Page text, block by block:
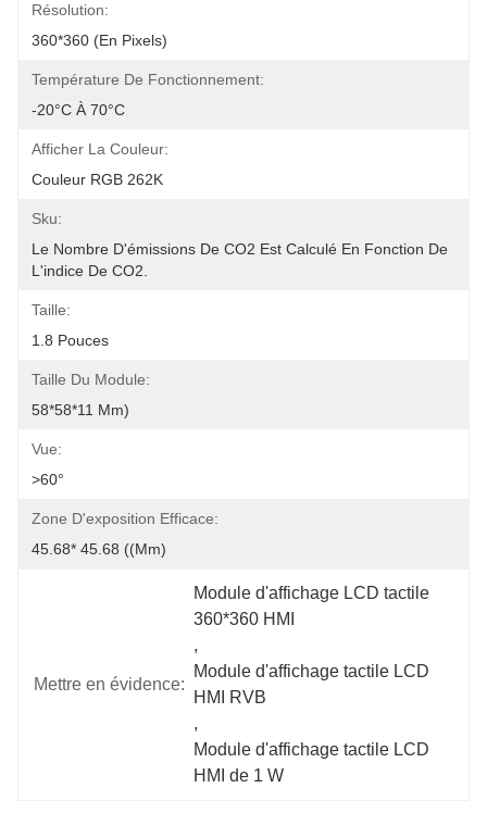
Résolution:
360*360 (en Pixels)
Température De Fonctionnement:
-20°C À 70°C
Afficher La Couleur:
Couleur RGB 262K
Sku:
Le Nombre D'émissions De CO2 Est Calculé En Fonction De
L'indice De CO2.
Taille:
1.8 Pouces
Taille Du Module:
58*58*11 Mm)
Vue:
>60°
Zone D'exposition Efficace:
45.68* 45.68 ((mm)
Mettre en évidence:
Module d'affichage LCD tactile
360*360 HMI
,
Module d'affichage tactile LCD
HMI RVB
,
Module d'affichage tactile LCD
HMI de 1 W